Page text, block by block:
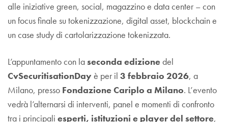
alle iniziative green, social, magazzino e data center – con
un focus finale su tokenizzazione, digital asset, blockchain e
un case study di cartolarizzazione tokenizzata.
L’appuntamento con laseconda edizionedel
CvSecuritisationDayè per il3 febbraio 2026, a
Milano, presso Fondazione Cariplo a Milano. L’evento
vedrà l’alternarsi di interventi, panel e momenti di confronto
tra i principaliesperti, istituzioni e player del settore,